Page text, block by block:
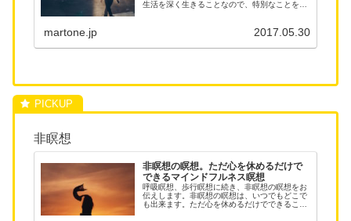
生活を深く生きることなので、特別なことをす
で、もっとも自然です。じっとしている座って
する「呼吸瞑想」が敷居の高い人でも、「歩行
瞑想」は簡単に始められます。
martone.jp 2017.05.30
非瞑想
非瞑想の瞑想。ただ心を休めるだけで
できるマインドフルネス瞑想
呼吸瞑想、歩行瞑想に続き、非瞑想の瞑想をお
伝えします。非瞑想の瞑想は、いつでもどこで
も出来ます。ただ心を休めるだけでできること